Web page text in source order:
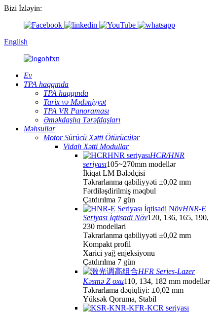
Bizi İzləyin:
English
Ev
TPA haqqında
TPA haqqında
Tarix və Mədəniyyət
TPA VR Panoraması
Əməkdaşlıq Tərəfdaşları
Məhsullar
Motor Sürücü Xətti Ötürücülər
Vidalı Xətti Modullar
HCR/HNR
seriyası105~270mm modellər
İkiqat LM Bələdçisi
Təkrarlanma qabiliyyəti ±0,02 mm
Fərdiləşdirilmiş məqbul
Çatdırılma 7 gün
HNR-E
Seriyası İqtisadi Növ120, 136, 165, 190,
230 modelləri
Təkrarlanma qabiliyyəti ±0,02 mm
Kompakt profil
Xarici yağ enjeksiyonu
Çatdırılma 7 gün
HFR Series-Lazer
Kəsmə Z oxu110, 134, 182 mm modellər
Təkrarlama dəqiqliyi: ±0,02 mm
Yüksək Qoruma, Stabil